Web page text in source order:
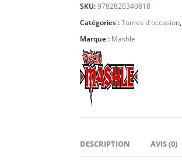
SKU:9782820340818
Catégories :Tomes d'occasion,
Marque : Mashle
DESCRIPTION AVIS (0)